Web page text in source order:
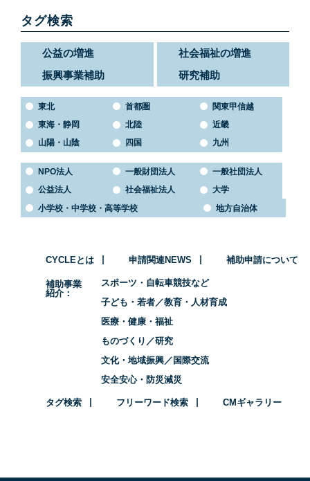
タグ検索
公益の増進
社会福祉の増進
振興事業補助
研究補助
東北 首都圏
関東甲信越
東海・静岡
北陸
近畿
山陽・山陰
四国 九州
NPO法人 一般財団法人
一般社団法人
公益法人
社会福祉法人
大学
小学校・中学校・高等学校
地方自治体
CYCLEとは 申請関連NEWS 補助申請について
補助事業
紹介
スポーツ・自転車競技など
子ども・若者／教育・人材育成
医療・健康・福祉
ものづくり／研究
文化・地域振興／国際交流
安全安心・防災減災
タグ検索 フリーワード検索 CMギャラリー